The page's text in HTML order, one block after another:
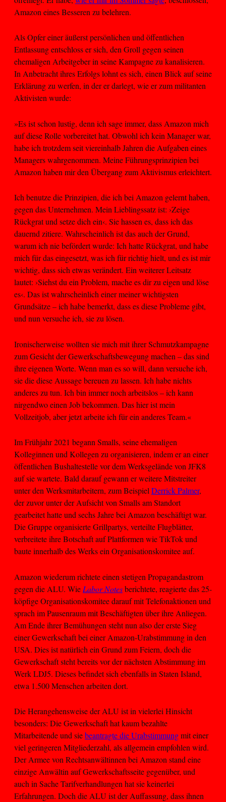
Amazon eines Besseren zu belehren.
Als Opfer einer äußerst persönlichen und öffentlichen
Entlassung entschloss er sich, den Groll gegen seinen
ehemaligen Arbeitgeber in seine Kampagne zu kanalisieren.
In Anbetracht ihres Erfolgs lohnt es sich, einen Blick auf seine
Erklärung zu werfen, in der er darlegt, wie er zum militanten
Aktivisten wurde:
»Es ist schon lustig, denn ich sage immer, dass Amazon mich
auf diese Rolle vorbereitet hat. Obwohl ich kein Manager war,
habe ich trotzdem seit viereinhalb Jahren die Aufgaben eines
Managers wahrgenommen. Meine Führungsprinzipien bei
Amazon haben mir den Übergang zum Aktivismus erleichtert.
Ich benutze die Prinzipien, die ich bei Amazon gelernt haben,
gegen das Unternehmen. Mein Lieblingssatz ist: ›Zeige
Rückgrat und setze dich ein‹. Sie hassen es, dass ich das
dauernd zitiere. Wahrscheinlich ist das auch der Grund,
warum ich nie befördert wurde: Ich hatte Rückgrat, und habe
mich für das eingesetzt, was ich für richtig hielt, und es ist mir
wichtig, dass sich etwas verändert. Ein weiterer Leitsatz
lautet: ›Siehst du ein Problem, mache es dir zu eigen und löse
es‹. Das ist wahrscheinlich einer meiner wichtigsten
Grundsätze – ich habe bemerkt, dass es diese Probleme gibt,
und nun versuche ich, sie zu lösen.
Ironischerweise wollten sie mich mit ihrer Schmutzkampagne
zum Gesicht der Gewerkschaftsbewegung machen – das sind
ihre eigenen Worte. Wenn man es so will, dann versuche ich,
sie die diese Aussage bereuen zu lassen. Ich habe nichts
anderes zu tun. Ich bin immer noch arbeitslos – ich kann
nirgendwo einen Job bekommen. Das hier ist mein
Vollzeitjob, aber jetzt arbeite ich für ein anderes Team.«
Im Frühjahr 2021 begann Smalls, seine ehemaligen
Kolleginnen und Kollegen zu organisieren, indem er an einer
öffentlichen Bushaltestelle vor dem Werksgelände von JFK8
auf sie wartete. Bald darauf gewann er weitere Mitstreiter
unter den Werksmitarbeitern, zum BeispielDerrick Palmer,
der zuvor unter der Aufsicht von Smalls am Standort
gearbeitet hatte und sechs Jahre bei Amazon beschäftigt war.
Die Gruppe organisierte Grillpartys, verteilte Flugblätter,
verbreitete ihre Botschaft auf Plattformen wie TikTok und
baute innerhalb des Werks ein Organisationskomitee auf.
Amazon wiederum richtete einen stetigen Propagandastrom
gegen die ALU. Wie Labor Notesberichtete, reagierte das 25-
köpfige Organisationskomitee darauf mit Telefonaktionen und
sprach im Pausenraum mit Beschäftigten über ihre Anliegen.
Am Ende ihrer Bemühungen steht nun also der erste Sieg
einer Gewerkschaft bei einer Amazon-Urabstimmung in den
USA. Dies ist natürlich ein Grund zum Feiern, doch die
Gewerkschaft steht bereits vor der nächsten Abstimmung im
Werk LDJ5. Dieses befindet sich ebenfalls in Staten Island,
etwa 1.500 Menschen arbeiten dort.
Die Herangehensweise der ALU ist in vielerlei Hinsicht
besonders: Die Gewerkschaft hat kaum bezahlte
Mitarbeitende und siebeantragte die Urabstimmungmit einer
viel geringeren Mitgliederzahl, als allgemein empfohlen wird.
Der Armee von Rechtsanwältinnen bei Amazon stand eine
einzige Anwältin auf Gewerkschaftsseite gegenüber, und
auch in Sache Tarifverhandlungen hat sie keinerlei
Erfahrungen. Doch die ALU ist der Auffassung, dass ihnen